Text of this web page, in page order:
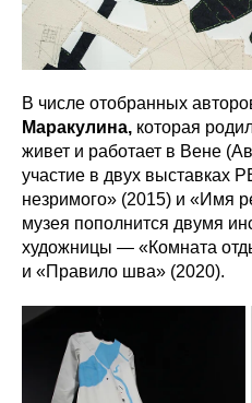
В числе отобранных
Маракулина, которая
живет и работает в Вене
участие в двух выставках
незримого» (2015) и «Имя
музея пополнится двумя
художницы — «Комната
и «Правило шва» (2020).